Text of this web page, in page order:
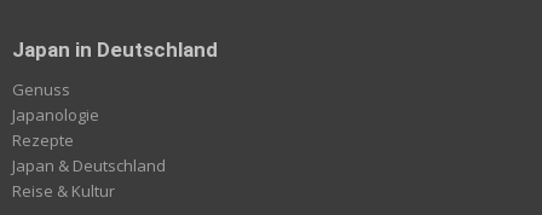
Japan in Deutschland
Genuss
Japanologie
Rezepte
Japan & Deutschland
Reise & Kultur